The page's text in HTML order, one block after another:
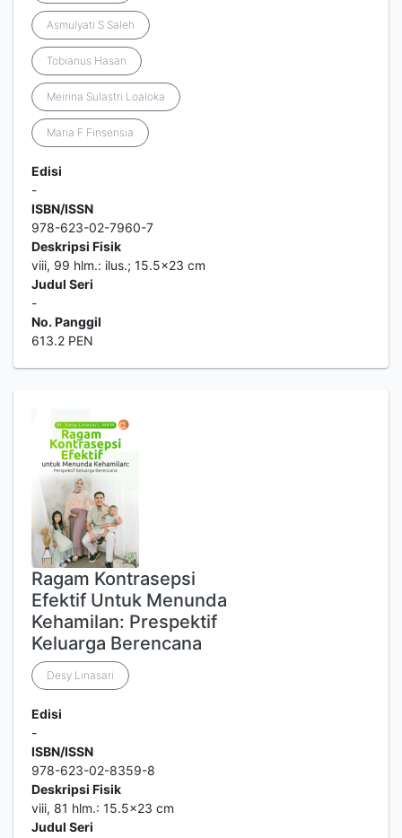
Asmulyati S Saleh
Tobianus Hasan
Meirina Sulastri Loaloka
Maria F Finsensia
Edisi
-
ISBN/ISSN
978-623-02-7960-7
Deskripsi Fisik
viii, 99 hlm.: ilus.; 15.5x23 cm
Judul Seri
-
No. Panggil
613.2 PEN
Ragam Kontrasepsi
Efektif Untuk Menunda
Kehamilan: Prespektif
Keluarga Berencana
Desy Linasari
Edisi
-
ISBN/ISSN
978-623-02-8359-8
Deskripsi Fisik
viii, 81 hlm.: 15.5x23 cm
Judul Seri